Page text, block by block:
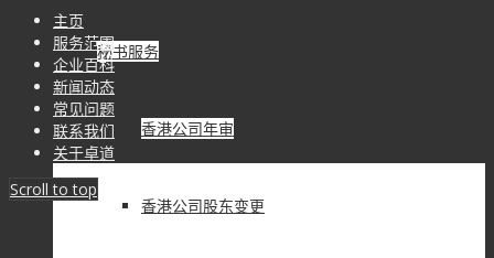
秘书服务
香港公司年审
香港公司股东变更
主页
服务范围
企业百科
新闻动态
常见问题
联系我们
关于卓道
Scroll to top